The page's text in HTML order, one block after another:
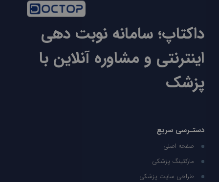
داکتاپ؛ سامانه نوبت دهی
اینترنتی و مشاوره آنلاین با
پزشک
دستـرسی سریع
صفحه اصلی
مارکتینگ پزشکی
طراحی سایت پزشکی